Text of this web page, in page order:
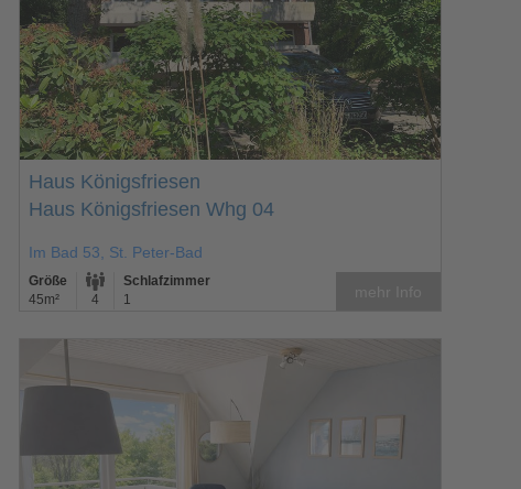
Haus Königsfriesen
Haus Königsfriesen Whg 04
Im Bad 53, St. Peter-Bad
Größe
45m²
4
Schlafzimmer
1